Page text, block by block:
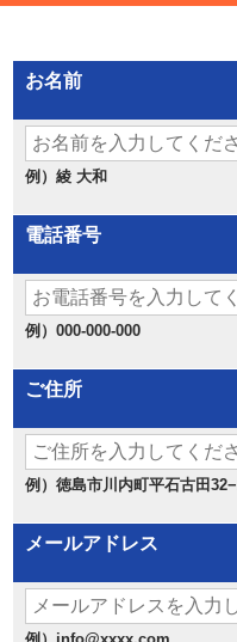
お名前
例）綾 大和
電話番号
例）000-000-000
ご住所
例）徳島市川内町平石古田
メールアドレス